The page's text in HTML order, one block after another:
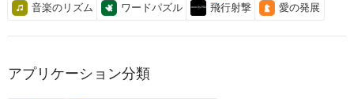
音楽のリズム
ワードパズル 飛行射撃 愛の発展
アプリケーション分類